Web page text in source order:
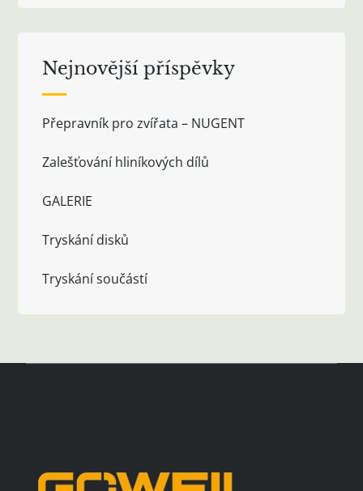
Nejnovější příspěvky
Přepravník pro zvířata – NUGENT
Zalešťování hliníkových dílů
GALERIE
Tryskání disků
Tryskání součástí